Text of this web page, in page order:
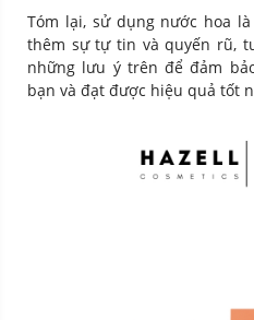
Tóm lại, sử dụng nước hoa
thêm sự tự tin và quyến rũ,
những lưu ý trên để đảm
bạn và đạt được hiệu quả tốt